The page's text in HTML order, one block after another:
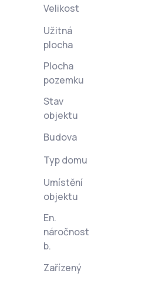
Velikost
Užitná
plocha
Plocha
pozemku
Stav
objektu
Budova
Typ domu
Umístění
objektu
En.
náročnost
b.
Zařízený